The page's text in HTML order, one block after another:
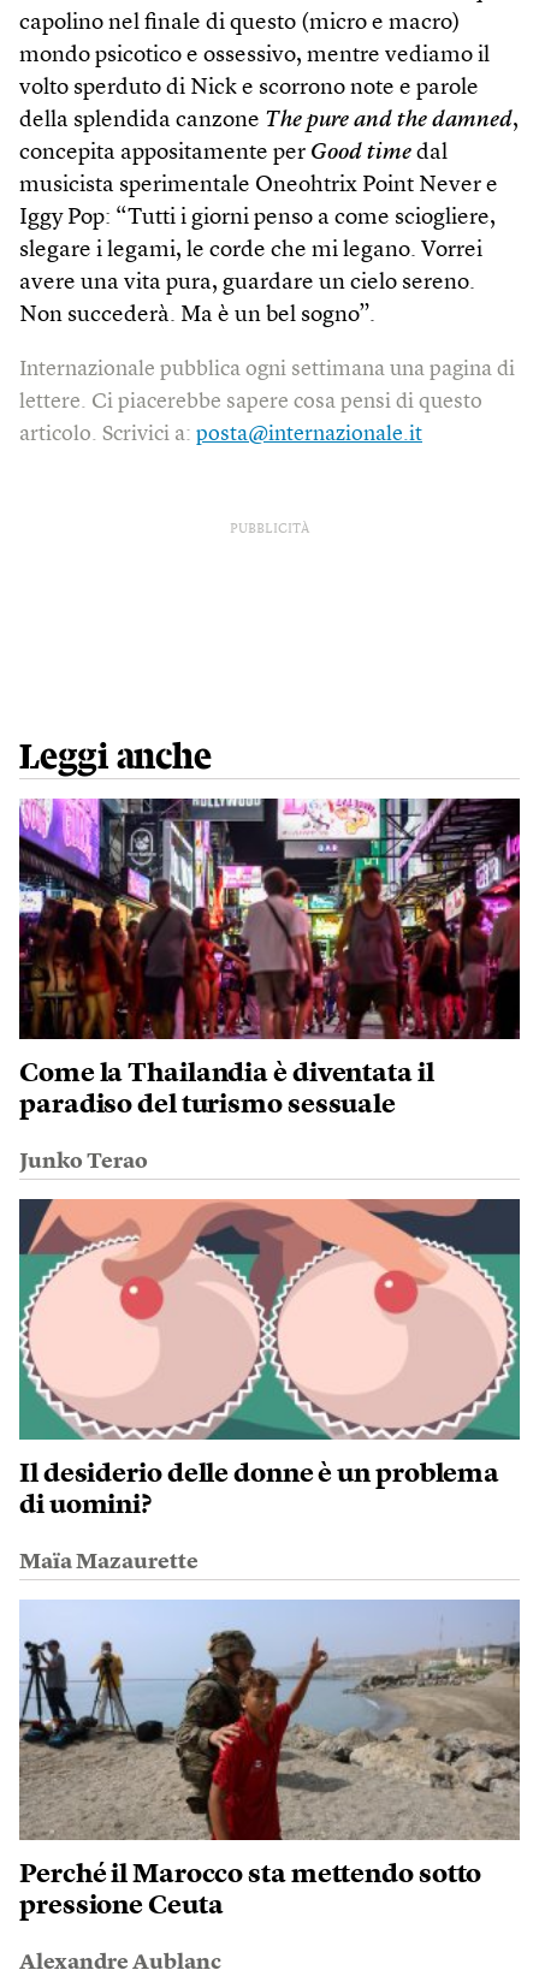
capolino nel finale di questo (micro e macro)
mondo psicotico e ossessivo, mentre vediamo il
volto sperduto di Nick e scorrono note e parole
della splendida canzone The pure and the damned,
concepita appositamente per Good time dal
musicista sperimentale Oneohtrix Point Never e
Iggy Pop: “Tutti i giorni penso a come sciogliere,
slegare i legami, le corde che mi legano. Vorrei
avere una vita pura, guardare un cielo sereno.
Non succederà. Ma è un bel sogno”.
Internazionale pubblica ogni settimana una pagina di
lettere. Ci piacerebbe sapere cosa pensi di questo
articolo. Scrivici a: posta@internazionale.it
PUBBLICITÀ
Leggi anche
Come la Thailandia è diventata il
paradiso del turismo sessuale
Junko Terao
Il desiderio delle donne è un problema
di uomini?
Maïa Mazaurette
Perché il Marocco sta mettendo sotto
pressione Ceuta
Alexandre Aublanc